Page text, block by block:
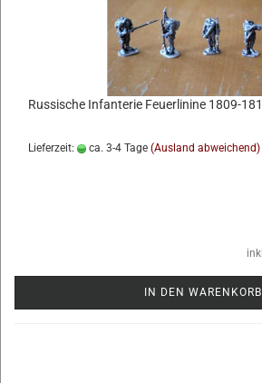
Russische Infanterie Feuerlinine 1809-
Lieferzeit: ca. 3-4 Tage (Ausland abweichend)
IN DEN WARENKORB